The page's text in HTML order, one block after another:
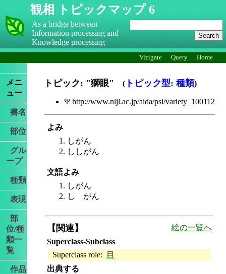
観相 トピックマップ 6
As a bridge between
Information processing and
Knowledge processing
Vizigate Query Home
メニ
ュー
書名
部位
グル
ープ
種類
表現
部
位/種
類一
覧
作品
トピック: "獅眼" ( トピック型: 種類)
Ψ http://www.nijl.ac.jp/aida/psi/variety_100112
よみ
しがん
ししがん
文語よみ
しがん
しゝがん
【関連】
絵の一覧へ
Superclass-Subclass
Superclass role:
目
出典する